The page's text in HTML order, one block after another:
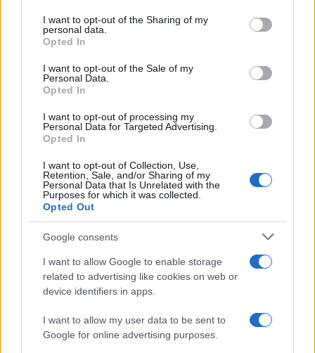
not limited to your visit or usage behaviour. You may click to
grant or deny consent to Google and its third-party tags to
use your data for below specified purposes in below Google
consent section.
I want to opt-out of the Sharing of my
personal data.
Opted In
I want to opt-out of the Sale of my
Personal Data.
Opted In
I want to opt-out of processing my
Personal Data for Targeted Advertising.
Opted In
I want to opt-out of Collection, Use,
Retention, Sale, and/or Sharing of my
Personal Data that Is Unrelated with the
Purposes for which it was collected.
Opted Out
Google consents
I want to allow Google to enable storage
related to advertising like cookies on web or
device identifiers in apps.
I want to allow my user data to be sent to
Google for online advertising purposes.
06:00 01.06.18
Η ΟΛΥΜΠΟΣ γιορτάζει την Παγκόσμια Ημέρα
Γάλακτος
14:5411.05.18
Ο δρόμος για την κορυφή έχει άλλη αξία